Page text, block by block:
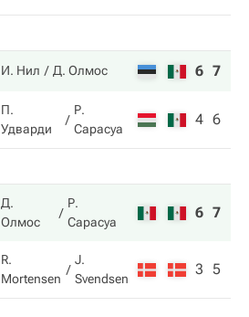
И. Нил Д. Олмос 6 7
П.
Удварди
Р.
Сарасуа
4 6
Д.
Олмос
Р.
Сарасуа
6 7
R.
Mortensen
J.
Svendsen
3 5